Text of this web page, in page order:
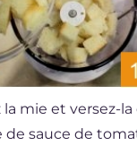
la mie et versez-
de sauce de